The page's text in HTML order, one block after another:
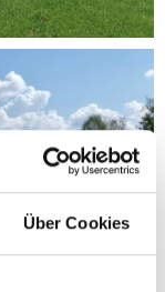
Über Cookies